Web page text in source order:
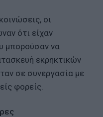
οι
ότι είχαν
μπορούσαν να
εκρηκτικών
σε συνεργασία με
φορείς.